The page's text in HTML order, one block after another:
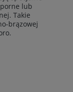
lub
Takie
brązowej